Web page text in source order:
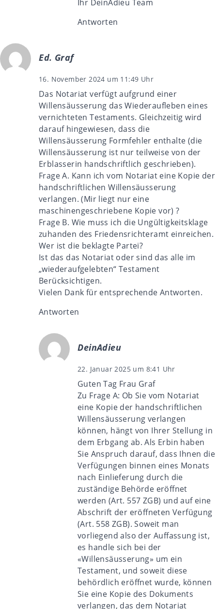
Ihr DeinAdieu Team
Antworten
Ed. Graf
16. November 2024 um 11:49 Uhr
Das Notariat verfügt aufgrund einer
Willensäusserung das Wiederaufleben eines
vernichteten Testaments. Gleichzeitig wird
darauf hingewiesen, dass die
Willensäusserung Formfehler enthalte (die
Willensäusserung ist nur teilweise von der
Erblasserin handschriftlich geschrieben).
Frage A. Kann ich vom Notariat eine Kopie der
handschriftlichen Willensäusserung
verlangen. (Mir liegt nur eine
maschinengeschriebene Kopie vor) ?
Frage B. Wie muss ich die Ungültigkeitsklage
zuhanden des Friedensrichteramt einreichen.
Wer ist die beklagte Partei?
Ist das das Notariat oder sind das alle im
„wiederaufgelebten“ Testament
Berücksichtigen.
Vielen Dank für entsprechende Antworten.
Antworten
DeinAdieu
22. Januar 2025 um 8:41 Uhr
Guten Tag Frau Graf
Zu Frage A: Ob Sie vom Notariat
eine Kopie der handschriftlichen
Willensäusserung verlangen
können, hängt von Ihrer Stellung in
dem Erbgang ab. Als Erbin haben
Sie Anspruch darauf, dass Ihnen die
Verfügungen binnen eines Monats
nach Einlieferung durch die
zuständige Behörde eröffnet
werden (Art. 557 ZGB) und auf eine
Abschrift der eröffneten Verfügung
(Art. 558 ZGB). Soweit man
vorliegend also der Auffassung ist,
es handle sich bei der
«Willensäusserung» um ein
Testament, und soweit diese
behördlich eröffnet wurde, können
Sie eine Kopie des Dokuments
verlangen, das dem Notariat